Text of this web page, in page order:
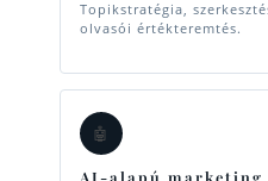
Topikstratégia,
olvasói értékteremtés.
🤖